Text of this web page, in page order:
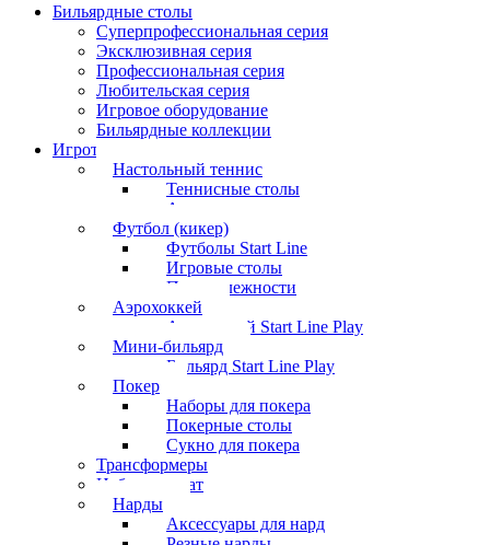
Бильярдные столы
Суперпрофессиональная серия
Эксклюзивная серия
Профессиональная серия
Любительская серия
Игровое оборудование
Бильярдные коллекции
Игротека
Настольный теннис
Теннисные столы
Аксессуары
Футбол (кикер)
Футболы Start Line
Игровые столы
Принадлежности
Аэрохоккей
Аэрохоккей Start Line Play
Мини-бильярд
Бильярд Start Line Play
Покер
Наборы для покера
Покерные столы
Сукно для покера
Трансформеры
Набор шахмат
Нарды
Аксессуары для нард